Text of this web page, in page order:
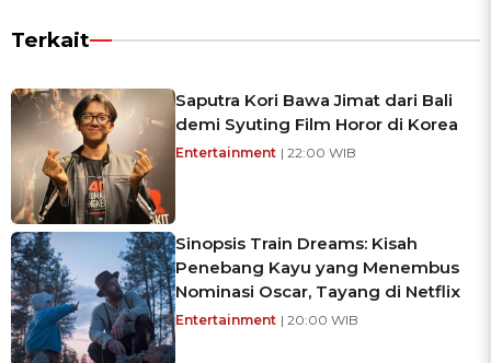
Terkait
Saputra Kori Bawa Jimat dari Bali
demi Syuting Film Horor di Korea
Entertainment | 22:00 WIB
Sinopsis Train Dreams: Kisah
Penebang Kayu yang Menembus
Nominasi Oscar, Tayang di Netflix
Entertainment | 20:00 WIB